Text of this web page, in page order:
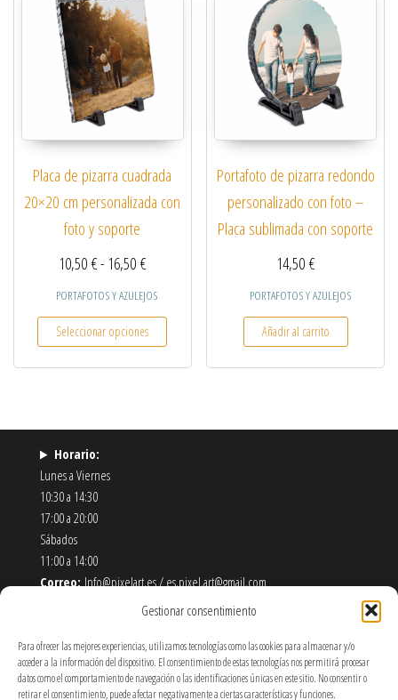
Gestionar consentimiento
Para ofrecer las mejores experiencias, utilizamos tecnologías como las cookies para almacenar y/o
acceder a la información del dispositivo. El consentimiento de estas tecnologías nos permitirá procesar
datos como el comportamiento de navegación o las identificaciones únicas en este sitio. No consentir o
retirar el consentimiento, puede afectar negativamente a ciertas características y funciones.
Placa de pizarra cuadrada
20×20 cm personalizada con
foto y soporte
10,50€- 16,50€Rango de precios: desde 10,50 € hasta 16,50 €
PORTAFOTOS Y AZULEJOS
Seleccionar opciones
Este producto tiene múltiples variantes. Las
Portafoto de pizarra redondo
personalizado con foto –
Placa sublimada con soporte
14,50€
PORTAFOTOS Y AZULEJOS
Añadir al carrito
Horario:
Lunes a Viernes
10:30 a 14:30
17:00 a 20:00
Sábados
11:00 a 14:00
Correo:Info@pixelart.es / es.pixel.art@gmail.com
910 56 55 72
Móstoles-Madrid
Política de Envíos y Devoluciones